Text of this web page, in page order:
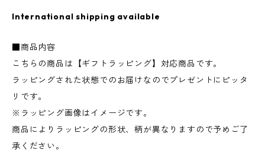
International shipping available
■商品内容
こちらの商品は【ギフトラッピング】対応商品です。
ラッピングされた状態でのお届けなのでプレゼントにピッタ
リです。
※ラッピング画像はイメージです。
商品によりラッピングの形状、柄が異なりますので予めご了
承ください。